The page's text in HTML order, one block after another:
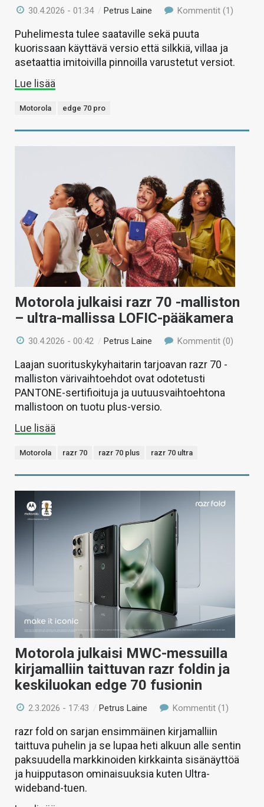
30.4.2026 - 01:34 /Petrus Laine Kommentit (1)
Puhelimesta tulee saataville sekä puuta
kuorissaan käyttävä versio että silkkiä, villaa ja
asetaattia imitoivilla pinnoilla varustetut versiot.
Lue lisää
Motorola edge 70 pro
Motorola julkaisi razr 70 -malliston
– ultra-mallissa LOFIC-pääkamera
30.4.2026 - 00:42 /Petrus Laine Kommentit (0)
Laajan suorituskykyhaitarin tarjoavan razr 70 -
malliston värivaihtoehdot ovat odotetusti
PANTONE-sertifioituja ja uutuusvaihtoehtona
mallistoon on tuotu plus-versio.
Lue lisää
Motorola razr 70 razr 70 plus razr 70 ultra
Motorola julkaisi MWC-messuilla
kirjamalliin taittuvan razr foldin ja
keskiluokan edge 70 fusionin
2.3.2026 - 17:43 /Petrus Laine Kommentit (1)
razr fold on sarjan ensimmäinen kirjamalliin
taittuva puhelin ja se lupaa heti alkuun alle sentin
paksuudella markkinoiden kirkkainta sisänäyttöä
ja huipputason ominaisuuksia kuten Ultra-
wideband-tuen.